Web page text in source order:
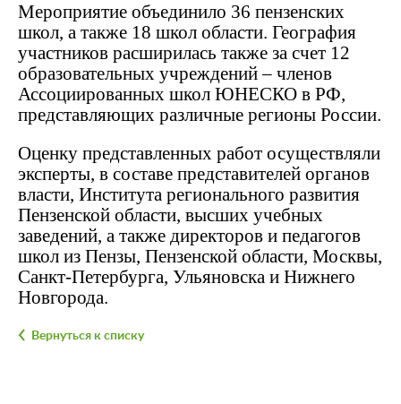
Мероприятие объединило 36 пензенских
школ, а также 18 школ области. География
участников расширилась также за счет 12
образовательных учреждений – членов
Ассоциированных школ ЮНЕСКО в РФ,
представляющих различные регионы России.
Оценку представленных работ осуществляли
эксперты, в составе представителей органов
власти, Института регионального развития
Пензенской области, высших учебных
заведений, а также директоров и педагогов
школ из Пензы, Пензенской области, Москвы,
Санкт-Петербурга, Ульяновска и Нижнего
Новгорода.
Вернуться к списку